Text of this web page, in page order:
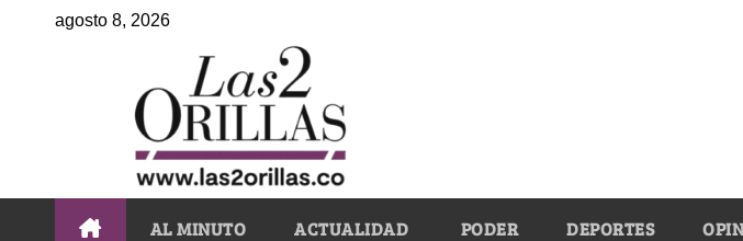
agosto 8, 2026
AL MINUTO ACTUALIDAD PODER DEPORTES